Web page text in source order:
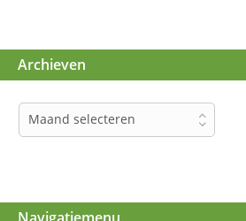
Archieven
Archieven
Maand selecteren